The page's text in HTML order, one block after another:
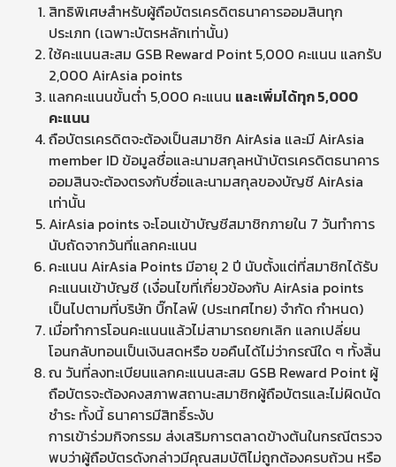
สิทธิพิเศษสำหรับผู้ถือบัตรเครดิตธนาคารออมสินทุก
ประเภท (เฉพาะบัตรหลักเท่านั้น)
ใช้คะแนนสะสม GSB Reward Point 5,000 คะแนน แลกรับ
2,000 AirAsia points
แลกคะแนนขั้นต่ำ 5,000 คะแนน และเพิ่มได้ทุก 5,000
คะแนน
ถือบัตรเครดิตจะต้องเป็นสมาชิก AirAsia และมี AirAsia
member ID ข้อมูลชื่อและนามสกุลหน้าบัตรเครดิตธนาคาร
ออมสินจะต้องตรงกับชื่อและนามสกุลของบัญชี AirAsia
เท่านั้น
AirAsia points จะโอนเข้าบัญชีสมาชิกภายใน 7 วันทำการ
นับถัดจากวันที่แลกคะแนน
คะแนน AirAsia Points มีอายุ 2 ปี นับตั้งแต่ที่สมาชิกได้รับ
คะแนนเข้าบัญชี (เงื่อนไขที่เกี่ยวข้องกับ AirAsia points
เป็นไปตามที่บริษัท บิ๊กไลฟ์ (ประเทศไทย) จำกัด กำหนด)
เมื่อทำการโอนคะแนนแล้วไม่สามารถยกเลิก แลกเปลี่ยน
โอนกลับทอนเป็นเงินสดหรือ ขอคืนได้ไม่ว่ากรณีใด ๆ ทั้งสิ้น
ณ วันที่ลงทะเบียนแลกคะแนนสะสม GSB Reward Point ผู้
ถือบัตรจะต้องคงสภาพสถานะสมาชิกผู้ถือบัตรและไม่ผิดนัด
ชำระ ทั้งนี้ ธนาคารมีสิทธิ์ระงับ
การเข้าร่วมกิจกรรม ส่งเสริมการตลาดข้างต้นในกรณีตรวจ
พบว่าผู้ถือบัตรดังกล่าวมีคุณสมบัติไม่ถูกต้องครบถ้วน หรือ